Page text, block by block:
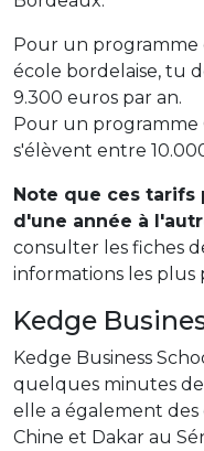
Pour un programme
école bordelaise, tu
9.300 euros par an.
Pour un programme
s'élèvent entre
Note que ces tarifs
d'une année à
consulter les fiches
informations les plus
Kedge
Kedge Business
quelques minutes
elle a également des
Chine et Dakar au